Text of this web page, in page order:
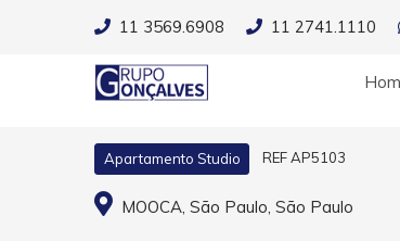
11 3569.6908 11 2741.1110
Apartamento Studio REF AP5103
MOOCA, São Paulo, São Paulo